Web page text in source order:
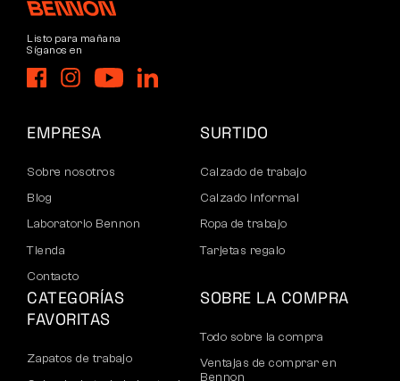
Listo para mañana
Síganos en
EMPRESA
Sobre nosotros
Blog
Laboratorio Bennon
Tienda
Contacto
SURTIDO
Calzado de trabajo
Calzado informal
Ropa de trabajo
Tarjetas regalo
CATEGORÍAS
FAVORITAS
Zapatos de trabajo
SOBRE LA COMPRA
Todo sobre la compra
Ventajas de comprar en
Bennon